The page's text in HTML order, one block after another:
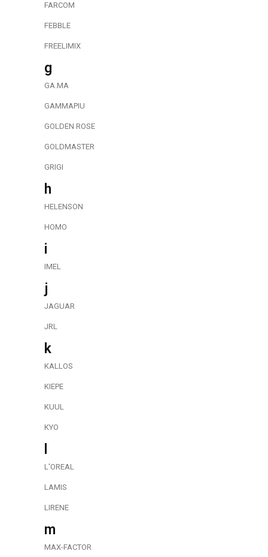
FARCOM
FEBBLE
FREELIMIX
g
GA.MA
GAMMAPIU
GOLDEN ROSE
GOLDMASTER
GRIGI
h
HELENSON
HOMO
i
IMEL
j
JAGUAR
JRL
k
KALLOS
KIEPE
KUUL
KYO
L'OREAL
LAMIS
LIRENE
m
MAX-FACTOR